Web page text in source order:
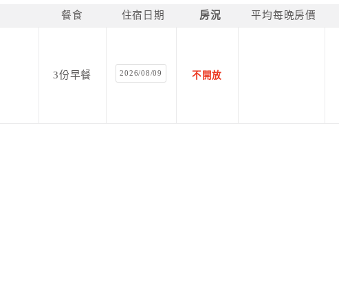
餐食 住宿日期 房況 平均每晚房價
3份早餐 2026/08/09 不開放